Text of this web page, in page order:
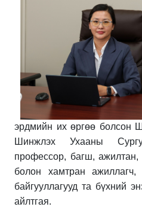
эрдмийн их өргөө болсон
Шинжлэх Ухааны
профессор, багш, ажилтан,
болон хамтран
байгууллагууд та бүхний
айлтгая.